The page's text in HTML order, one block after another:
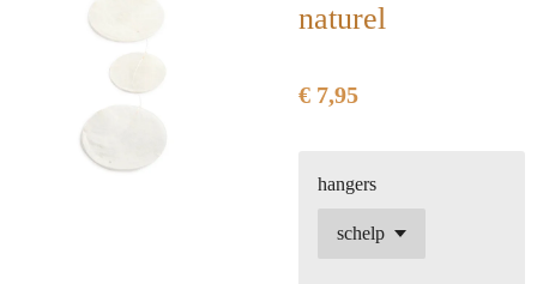
naturel
€ 7,95
hangers